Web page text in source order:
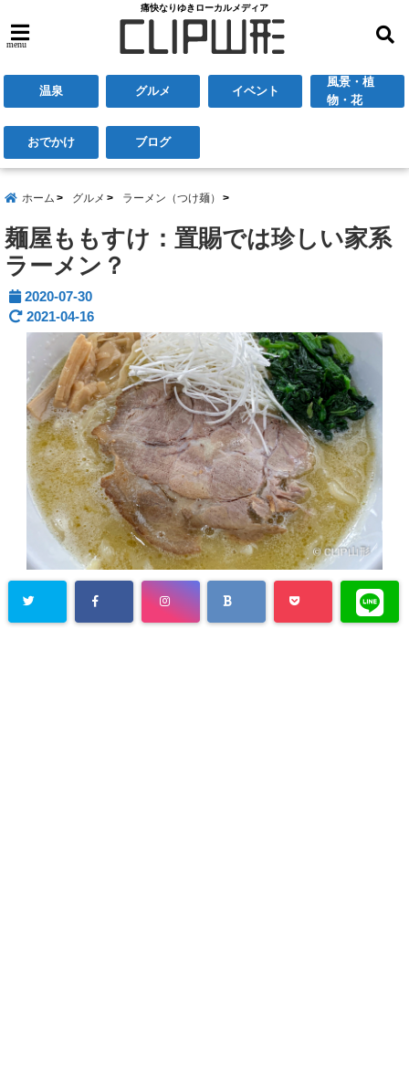
痛快なりゆきローカルメディア
menu
温泉 グルメ イベント
風景・植
物・花
おでかけ ブログ
ホーム グルメ ラーメン（つけ麺）
麺屋ももすけ：置賜では珍しい家系
ラーメン？
2020-07-30
2021-04-16